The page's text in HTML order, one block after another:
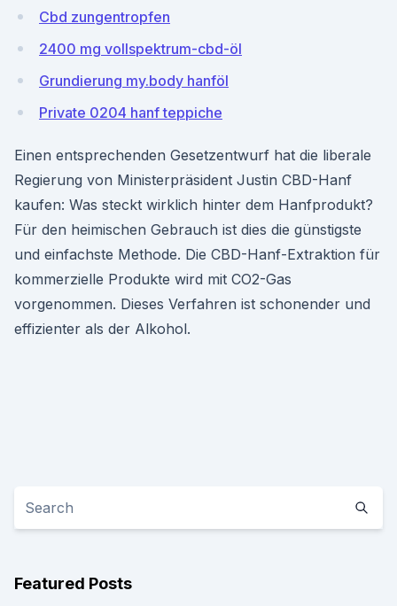
Cbd zungentropfen
2400 mg vollspektrum-cbd-öl
Grundierung my.body hanföl
Private 0204 hanf teppiche
Einen entsprechenden Gesetzentwurf hat die liberale
Regierung von Ministerpräsident Justin CBD-Hanf
kaufen: Was steckt wirklich hinter dem Hanfprodukt?
Für den heimischen Gebrauch ist dies die günstigste
und einfachste Methode. Die CBD-Hanf-Extraktion für
kommerzielle Produkte wird mit CO2-Gas
vorgenommen. Dieses Verfahren ist schonender und
effizienter als der Alkohol.
Featured Posts